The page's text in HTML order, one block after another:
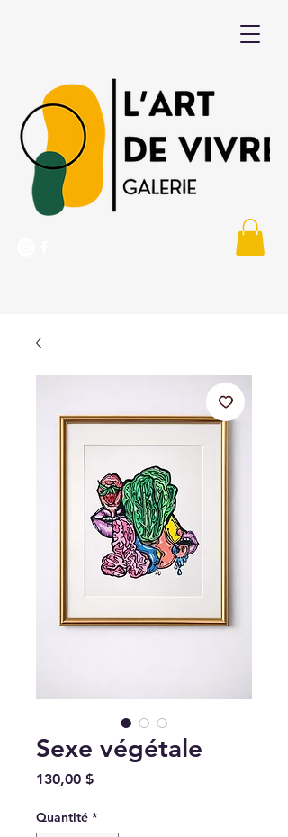
Sexe végétale
130,00 $Prix
Quantité *